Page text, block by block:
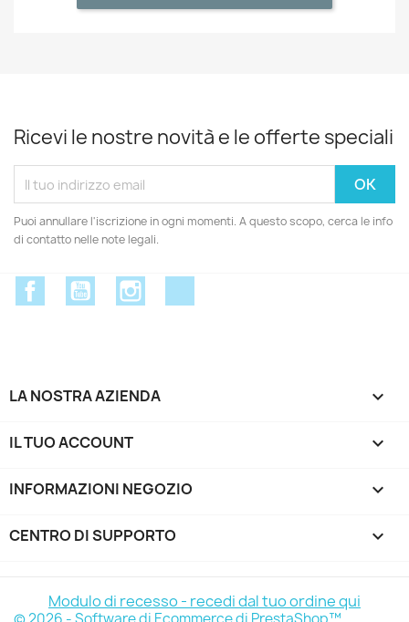
Ricevi le nostre novità e le offerte speciali
Puoi annullare l'iscrizione in ogni momenti. A questo scopo, cerca le info
di contatto nelle note legali.
FacebookYouTube
LA NOSTRA AZIENDA 
IL TUO ACCOUNT 
INFORMAZIONI NEGOZIO keyboard_arrow_down
CENTRO DI SUPPORTO 
Modulo di recesso - recedi dal tuo ordine qui